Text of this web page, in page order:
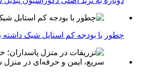
چطور با بودجه کم استایل شیک داشته